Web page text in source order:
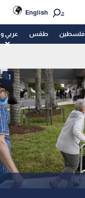
English
فلسطين طقس عربي
1